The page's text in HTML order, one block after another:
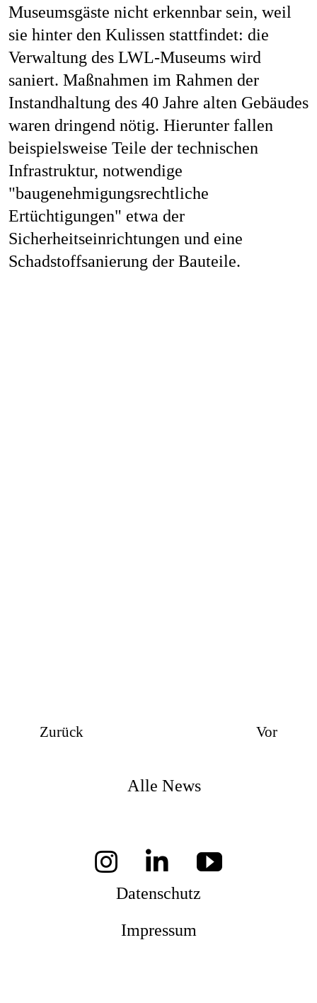
Museumsgäste nicht erkennbar sein, weil
sie hinter den Kulissen stattfindet: die
Verwaltung des LWL-Museums wird
saniert. Maßnahmen im Rahmen der
Instandhaltung des 40 Jahre alten Gebäudes
waren dringend nötig. Hierunter fallen
beispielsweise Teile der technischen
Infrastruktur, notwendige
"baugenehmigungsrechtliche
Ertüchtigungen" etwa der
Sicherheitseinrichtungen und eine
Schadstoffsanierung der Bauteile.
Zurück Vor
Alle News
Datenschutz
Impressum